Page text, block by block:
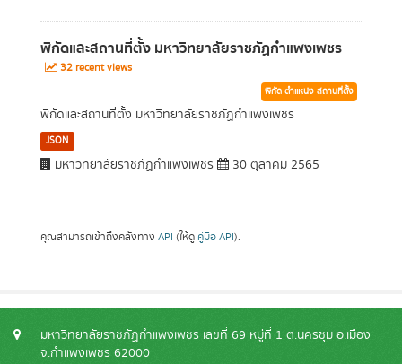
พิกัดและสถานที่ตั้ง มหาวิทยาลัยราชภัฏกำแพงเพชร
32 recent views
พิกัด ตำแหน่ง สถานที่ตั้ง
พิกัดและสถานที่ตั้ง มหาวิทยาลัยราชภัฏกำแพงเพชร
JSON
มหาวิทยาลัยราชภัฏกำแพงเพชร 30 ตุลาคม 2565
คุณสามารถเข้าถึงคลังทาง API (ให้ดู คู่มือ API).
มหาวิทยาลัยราชภัฏกำแพงเพชร เลขที่ 69 หมู่ที่ 1 ต.นครชุม อ.เมือง
จ.กำแพงเพชร 62000